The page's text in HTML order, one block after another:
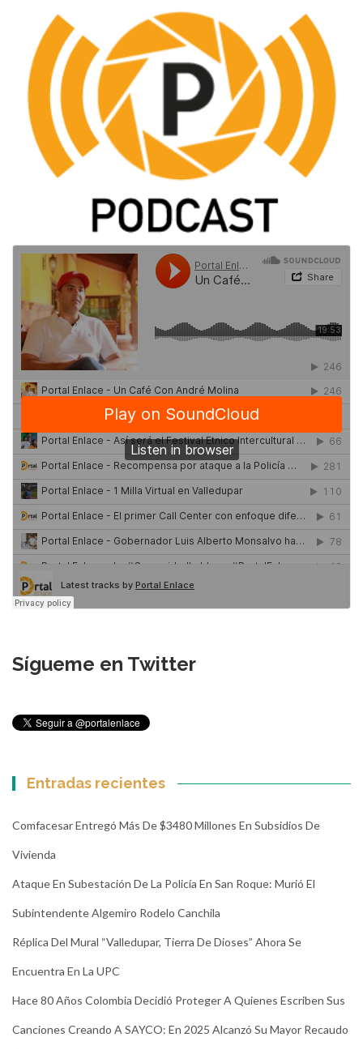
Sígueme en Twitter
Entradas recientes
Comfacesar Entregó Más De $3480 Millones En Subsidios De
Vivienda
Ataque En Subestación De La Policía En San Roque: Murió El
Subintendente Algemiro Rodelo Canchila
Réplica Del Mural “Valledupar, Tierra De Dioses” Ahora Se
Encuentra En La UPC
Hace 80 Años Colombia Decidió Proteger A Quienes Escriben Sus
Canciones Creando A SAYCO: En 2025 Alcanzó Su Mayor Recaudo